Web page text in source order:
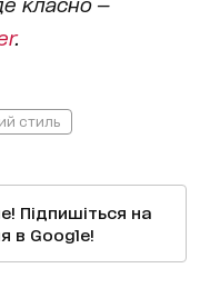
.
стиль
Підпишіться на
в Google!